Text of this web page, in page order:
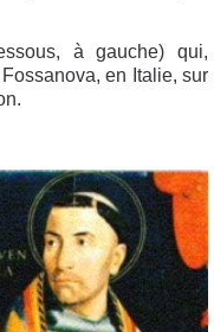
à gauche) qui,
en Italie, sur